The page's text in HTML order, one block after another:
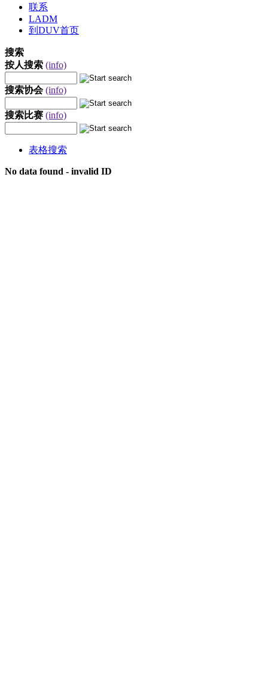
联系
LADM
到DUV首页
搜索
按人搜索 (info)
搜索协会 (info)
搜索比赛 (info)
表格搜索
No data found - invalid ID